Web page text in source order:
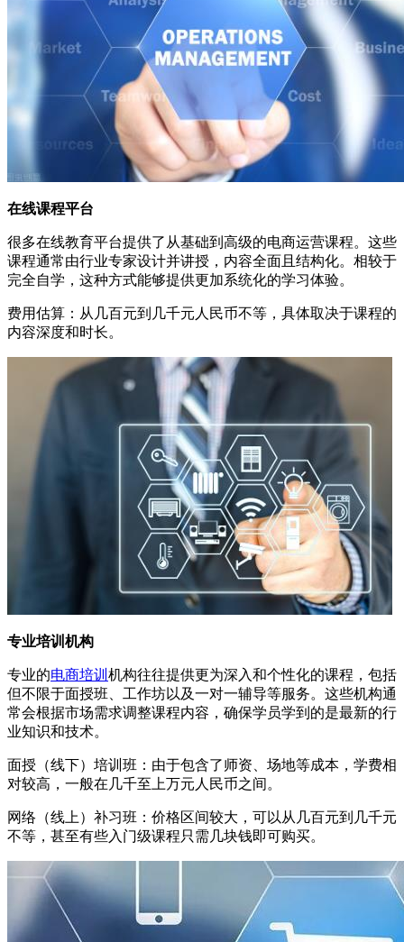
在线课程平台
很多在线教育平台提供了从基础到高级的电商运营课程。这些
课程通常由行业专家设计并讲授，内容全面且结构化。相较于
完全自学，这种方式能够提供更加系统化的学习体验。
费用估算：从几百元到几千元人民币不等，具体取决于课程的
内容深度和时长。
专业培训机构
专业的电商培训 机构往往提供更为深入和个性化的课程，包括
但不限于面授班、工作坊以及一对一辅导等服务。这些机构通
常会根据市场需求调整课程内容，确保学员学到的是最新的行
业知识和技术。
面授（线下）培训班：由于包含了师资、场地等成本，学费相
对较高，一般在几千至上万元人民币之间。
网络（线上）补习班：价格区间较大，可以从几百元到几千元
不等，甚至有些入门级课程只需几块钱即可购买。